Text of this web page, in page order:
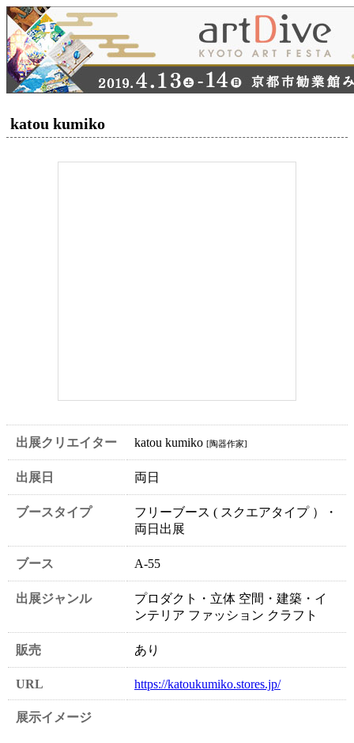
katou kumiko
出展クリエイター katou kumiko [陶器作家]
出展日 両日
ブースタイプ
フリーブース ( スクエアタイプ ）・
両日出展
ブース A-55
出展ジャンル
プロダクト・立体 空間・建築・イ
ンテリア ファッション クラフト
販売 あり
URL https://katoukumiko.stores.jp/
展示イメージ